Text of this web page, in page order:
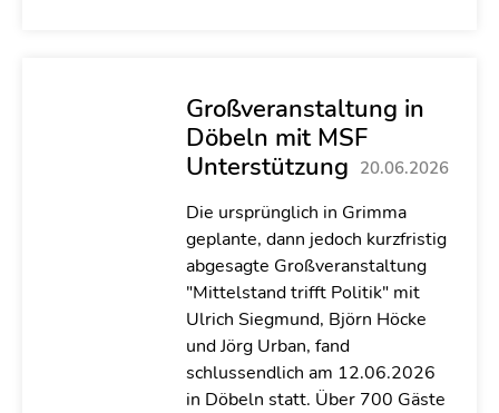
Großveranstaltung in
Döbeln mit MSF
Unterstützung 20.06.2026
Die ursprünglich in Grimma
geplante, dann jedoch kurzfristig
abgesagte Großveranstaltung
"Mittelstand trifft Politik" mit
Ulrich Siegmund, Björn Höcke
und Jörg Urban, fand
schlussendlich am 12.06.2026
in Döbeln statt. Über 700 Gäste